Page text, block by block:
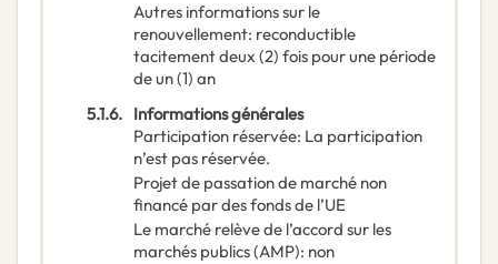
Autres informations sur le
renouvellement: reconductible
tacitement deux (2) fois pour une période
de un (1) an
5.1.6. Informations générales
Participation réservée: La participation
n’est pas réservée.
Projet de passation de marché non
financé par des fonds de l’UE
Le marché relève de l’accord sur les
marchés publics (AMP): non